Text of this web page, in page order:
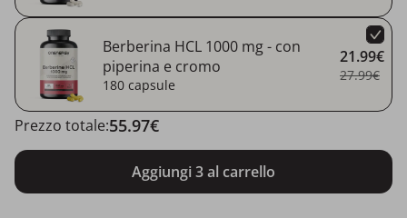
Berberina HCL 1000 mg - con
piperina e cromo
180 capsule
21.99€
27.99€
Aggiungi 3 al carrello
Prezzo totale:55.97€